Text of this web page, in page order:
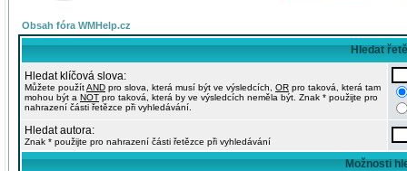
Obsah fóra WMHelp.cz
Hledat
Hledat klíčová slova:
Můžete použítAND pro slova, která musí být ve výsledcích, OR pro taková, která tam
mohou být a NOT pro taková, která by ve výsledcích neměla být. Znak * použijte pro
nahrazení části řetězce při vyhledávání.
Hledat autora:
Znak * použijte pro nahrazení části řetězce při vyhledávání
Možnosti